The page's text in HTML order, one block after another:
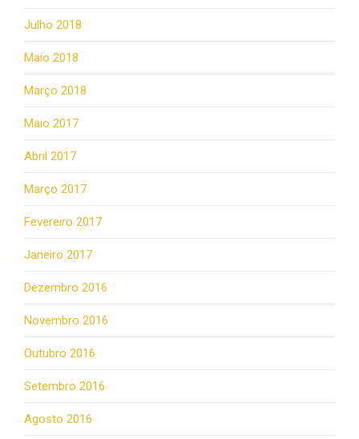
Julho 2018
Maio 2018
Março 2018
Maio 2017
Abril 2017
Março 2017
Fevereiro 2017
Janeiro 2017
Dezembro 2016
Novembro 2016
Outubro 2016
Setembro 2016
Agosto 2016